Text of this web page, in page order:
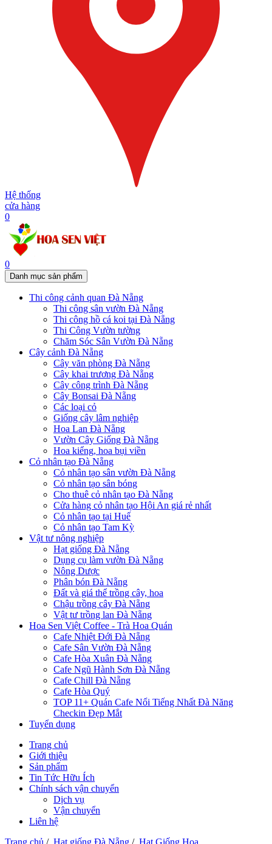
Hệ thống
cửa hàng
0
0
Danh mục sản phẩm
Thi công cảnh quan Đà Nẵng
Thi công sân vườn Đà Nẵng
Thi công hồ cá koi tại Đà Nẵng
Thi Công Vườn tường
Chăm Sóc Sân Vườn Đà Nẵng
Cây cảnh Đà Nẵng
Cây văn phòng Đà Nẵng
Cây khai trương Đà Nẵng
Cây công trình Đà Nẵng
Cây Bonsai Đà Nẵng
Các loại cỏ
Giống cây lâm nghiệp
Hoa Lan Đà Nẵng
Vườn Cây Giống Đà Nẵng
Hoa kiểng, hoa bụi viền
Cỏ nhân tạo Đà Nẵng
Cỏ nhân tạo sân vườn Đà Nẵng
Cỏ nhân tạo sân bóng
Cho thuê cỏ nhân tạo Đà Nẵng
Cửa hàng cỏ nhân tạo Hội An giá rẻ nhất
Cỏ nhân tạo tại Huế
Cỏ nhân tạo Tam Kỳ
Vật tư nông nghiệp
Hạt giống Đà Nẵng
Dụng cụ làm vườn Đà Nẵng
Nông Dược
Phân bón Đà Nẵng
Đất và giá thể trồng cây, hoa
Chậu trồng cây Đà Nẵng
Vật tư trồng lan Đà Nẵng
Hoa Sen Việt Coffee - Trà Hoa Quán
Cafe Nhiệt Đới Đà Nẵng
Cafe Sân Vườn Đà Nẵng
Cafe Hòa Xuân Đà Nẵng
Cafe Ngũ Hành Sơn Đà Nẵng
Cafe Chill Đà Nẵng
Cafe Hòa Quý
TOP 11+ Quán Cafe Nổi Tiếng Nhất Đà Năng
Checkin Đẹp Mắt
Tuyển dụng
Trang chủ
Giới thiệu
Sản phẩm
Tin Tức Hữu Ích
Chính sách vận chuyển
Dịch vụ
Vận chuyển
Liên hệ
Trang chủ / Hạt giống Đà Nẵng / Hạt Giống Hoa